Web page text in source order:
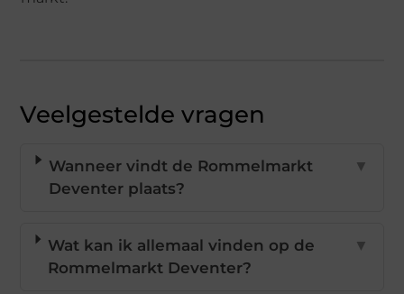
Veelgestelde vragen
Wanneer vindt de Rommelmarkt
Deventer plaats?
▼
Wat kan ik allemaal vinden op de
Rommelmarkt Deventer?
▼